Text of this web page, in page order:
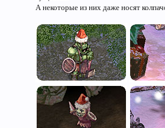
А некоторые из них даже носят